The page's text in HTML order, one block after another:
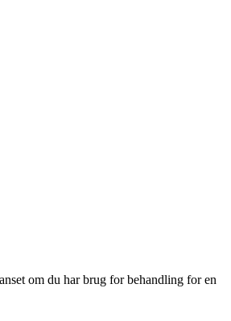
om du har brug for behandling for en